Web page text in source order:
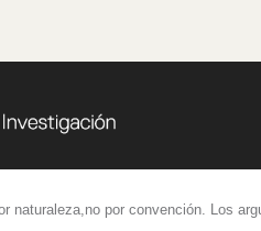
naturaleza,no por convención. Los